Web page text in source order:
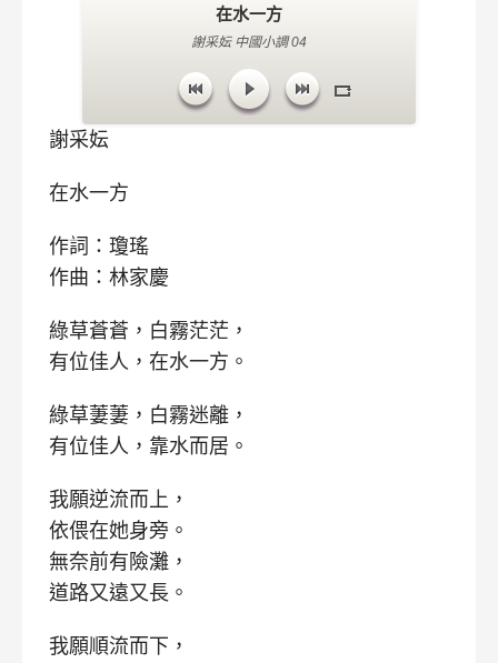
在水一方
謝采妘 中國小調 04
謝采妘
在水一方
作詞：瓊瑤
作曲：林家慶
綠草蒼蒼，白霧茫茫，
有位佳人，在水一方。
綠草萋萋，白霧迷離，
有位佳人，靠水而居。
我願逆流而上，
依偎在她身旁。
無奈前有險灘，
道路又遠又長。
我願順流而下，